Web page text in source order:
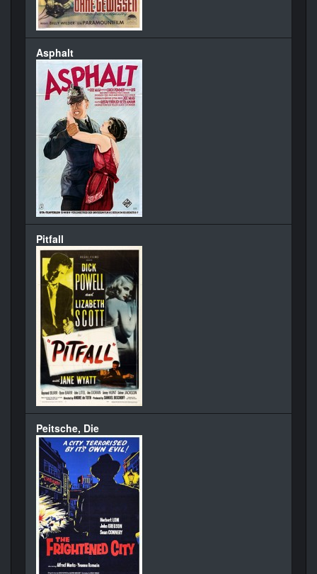
Asphalt
Pitfall
Peitsche, Die